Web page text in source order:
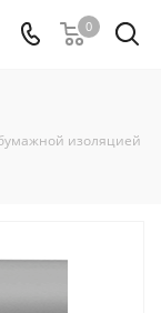
0
изоляцией